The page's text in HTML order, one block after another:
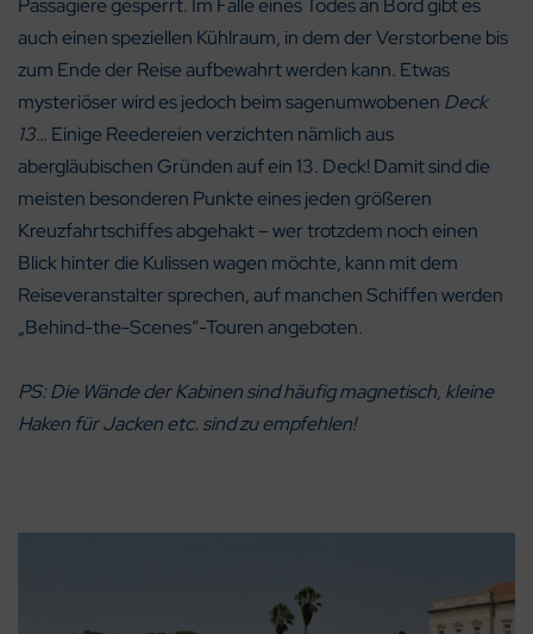
Passagiere gesperrt. Im Falle eines Todes an Bord gibt es
auch einen speziellen Kühlraum, in dem der Verstorbene bis
zum Ende der Reise aufbewahrt werden kann. Etwas
mysteriöser wird es jedoch beim sagenumwobenen Deck
13… Einige Reedereien verzichten nämlich aus
abergläubischen Gründen auf ein 13. Deck! Damit sind die
meisten besonderen Punkte eines jeden größeren
Kreuzfahrtschiffes abgehakt – wer trotzdem noch einen
Blick hinter die Kulissen wagen möchte, kann mit dem
Reiseveranstalter sprechen, auf manchen Schiffen werden
„Behind-the-Scenes“-Touren angeboten.
PS: Die Wände der Kabinen sind häufig magnetisch, kleine
Haken für Jacken etc. sind zu empfehlen!